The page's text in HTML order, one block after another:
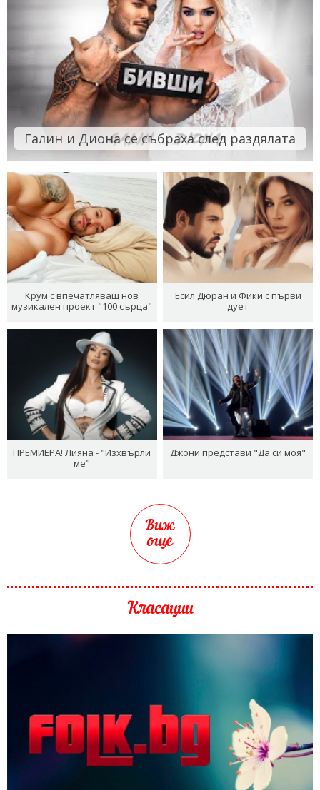
Галин и Диона се събраха след раздялата
Крум с впечатляващ нов
музикален проект "100 сърца"
Есил Дюран и Фики с първи
дует
ПРЕМИЕРА! Лияна - "Изхвърли
ме"
Джони представи "Да си моя"
Виж
още
Класации